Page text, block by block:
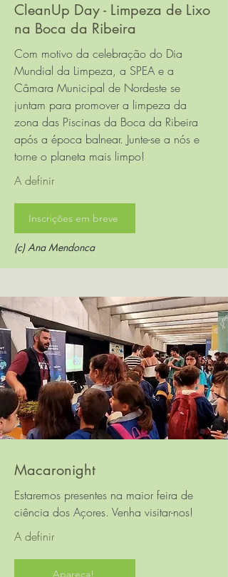
CleanUp Day - Limpeza de Lixo
na Boca da Ribeira
Com motivo da celebração do Dia
Mundial da Limpeza, a SPEA e a
Câmara Municipal de Nordeste se
juntam para promover a limpeza da
zona das Piscinas da Boca da Ribeira
após a época balnear. Junte-se a nós e
torne o planeta mais limpo!
A definir
Inscrições em breve
(c) Ana Mendonca
Macaronight
Estaremos presentes na maior feira de
ciência dos Açores. Venha visitar-nos!
A definir
Apareca!